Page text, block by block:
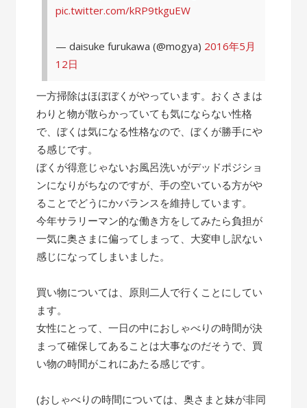
pic.twitter.com/kRP9tkguEW
— daisuke furukawa (@mogya) 2016年5月
12日
一方掃除はほぼぼくがやっています。おくさまは
わりと物が散らかっていても気にならない性格
で、ぼくは気になる性格なので、ぼくが勝手にや
る感じです。
ぼくが得意じゃないお風呂洗いがデッドポジショ
ンになりがちなのですが、手の空いている方がや
ることでどうにかバランスを維持しています。
今年サラリーマン的な働き方をしてみたら負担が
一気に奥さまに偏ってしまって、大変申し訳ない
感じになってしまいました。
買い物については、原則二人で行くことにしてい
ます。
女性にとって、一日の中におしゃべりの時間が決
まって確保してあることは大事なのだそうで、買
い物の時間がこれにあたる感じです。
(おしゃべりの時間については、奥さまと妹が非同